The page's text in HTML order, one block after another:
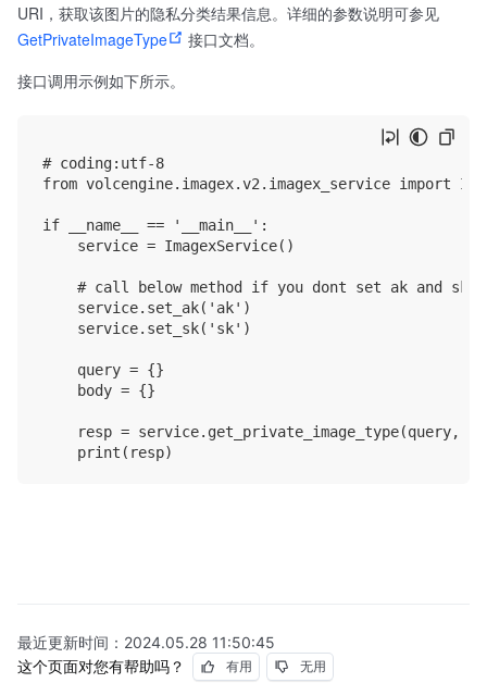
URI，获取该图片的隐私分类结果信息。详细的参数说明可参见
GetPrivateImageType
接口文档。
接口调用示例如下所示。
# coding:utf-8
from volcengine.imagex.v2.imagex_service import
if __name__ == '__main__':
    service = ImagexService()
# call below method if you dont set ak and sk
    service.set_ak('ak')
    service.set_sk('sk')
    query = {}
    body = {}
resp = service.get_private_image_type(query,
最近更新时间： 2024.05.28 11:50:45
这个页面对您有帮助吗？
有用 无用